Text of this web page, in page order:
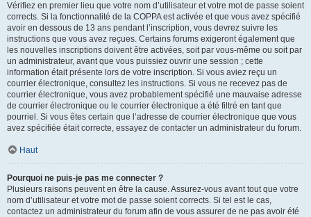
Vérifiez en premier lieu que votre nom d’utilisateur et votre mot de passe soient
corrects. Si la fonctionnalité de la COPPA est activée et que vous avez spécifié
avoir en dessous de 13 ans pendant l’inscription, vous devrez suivre les
instructions que vous avez reçues. Certains forums exigeront également que
les nouvelles inscriptions doivent être activées, soit par vous-même ou soit par
un administrateur, avant que vous puissiez ouvrir une session ; cette
information était présente lors de votre inscription. Si vous aviez reçu un
courrier électronique, consultez les instructions. Si vous ne recevez pas de
courrier électronique, vous avez probablement spécifié une mauvaise adresse
de courrier électronique ou le courrier électronique a été filtré en tant que
pourriel. Si vous êtes certain que l’adresse de courrier électronique que vous
avez spécifiée était correcte, essayez de contacter un administrateur du forum.
Haut
Pourquoi ne puis-je pas me connecter ?
Plusieurs raisons peuvent en être la cause. Assurez-vous avant tout que votre
nom d’utilisateur et votre mot de passe soient corrects. Si tel est le cas,
contactez un administrateur du forum afin de vous assurer de ne pas avoir été